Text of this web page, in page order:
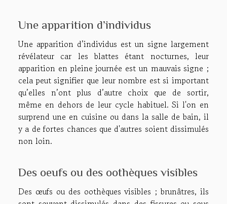
Une apparition d’individus
Une apparition d’individus est un signe largement
révélateur car les blattes étant nocturnes, leur
apparition en pleine journée est un mauvais signe ;
cela peut signifier que leur nombre est si important
qu’elles n’ont plus d’autre choix que de sortir,
même en dehors de leur cycle habituel. Si l'on en
surprend une en cuisine ou dans la salle de bain, il
y a de fortes chances que d'autres soient dissimulés
non loin.
Des oeufs ou des oothèques visibles
Des œufs ou des oothèques visibles ; brunâtres, ils